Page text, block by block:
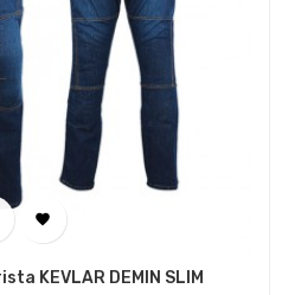

KEVLAR DEMIN SLIM